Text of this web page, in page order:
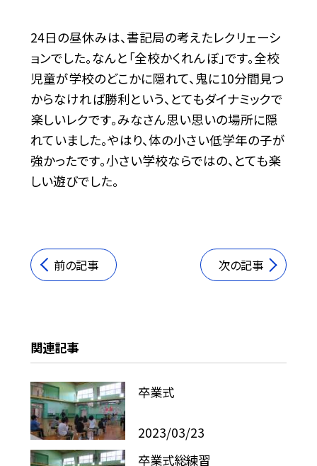
24日の昼休みは、書記局の考えたレクリェーシ
ョンでした。なんと「全校かくれんぼ」です。全校
児童が学校のどこかに隠れて、鬼に10分間見つ
からなければ勝利という、とてもダイナミックで
楽しいレクです。みなさん思い思いの場所に隠
れていました。やはり、体の小さい低学年の子が
強かったです。小さい学校ならではの、とても楽
しい遊びでした。
前の記事 次の記事
関連記事
卒業式
2023/03/23
卒業式総練習